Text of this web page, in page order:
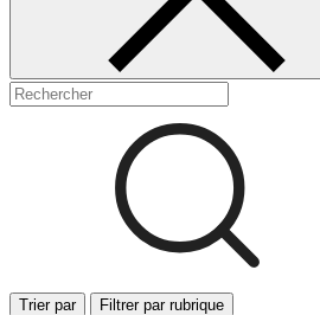
Trier par Filtrer par rubrique